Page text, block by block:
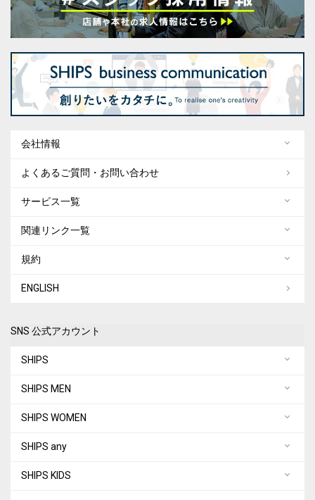
会社情報
よくあるご質問・お問い合わせ
サービス一覧
関連リンク一覧
規約
ENGLISH
SNS 公式アカウント
SHIPS
SHIPS MEN
SHIPS WOMEN
SHIPS any
SHIPS KIDS